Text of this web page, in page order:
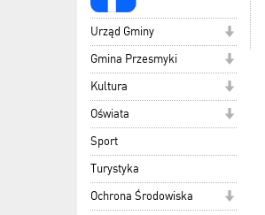
Urząd Gminy
Gmina Przesmyki
Kultura
Oświata
Sport
Turystyka
Ochrona Środowiska